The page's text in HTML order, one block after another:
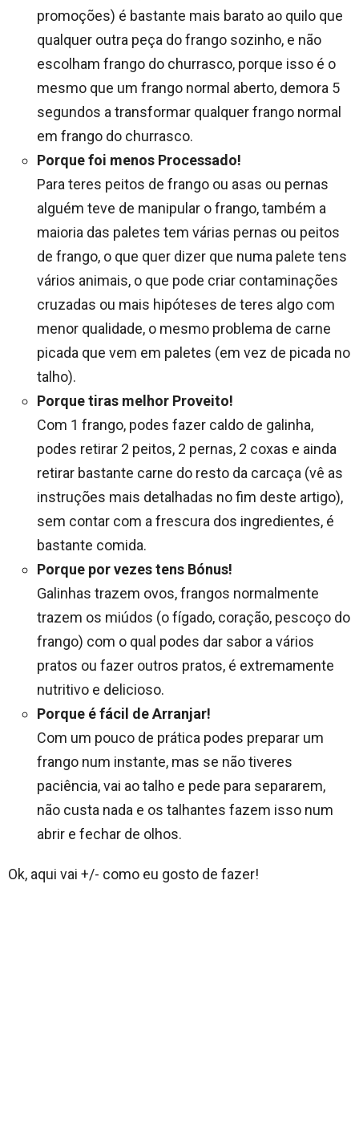
promoções) é bastante mais barato ao quilo que
qualquer outra peça do frango sozinho, e não
escolham frango do churrasco, porque isso é o
mesmo que um frango normal aberto, demora 5
segundos a transformar qualquer frango normal
em frango do churrasco.
Porque foi menos Processado!
Para teres peitos de frango ou asas ou pernas
alguém teve de manipular o frango, também a
maioria das paletes tem várias pernas ou peitos
de frango, o que quer dizer que numa palete tens
vários animais, o que pode criar contaminações
cruzadas ou mais hipóteses de teres algo com
menor qualidade, o mesmo problema de carne
picada que vem em paletes (em vez de picada no
talho).
Porque tiras melhor Proveito!
Com 1 frango, podes fazer caldo de galinha,
podes retirar 2 peitos, 2 pernas, 2 coxas e ainda
retirar bastante carne do resto da carcaça (vê as
instruções mais detalhadas no fim deste artigo),
sem contar com a frescura dos ingredientes, é
bastante comida.
Porque por vezes tens Bónus!
Galinhas trazem ovos, frangos normalmente
trazem os miúdos (o fígado, coração, pescoço do
frango) com o qual podes dar sabor a vários
pratos ou fazer outros pratos, é extremamente
nutritivo e delicioso.
Porque é fácil de Arranjar!
Com um pouco de prática podes preparar um
frango num instante, mas se não tiveres
paciência, vai ao talho e pede para separarem,
não custa nada e os talhantes fazem isso num
abrir e fechar de olhos.
Ok, aqui vai +/- como eu gosto de fazer!